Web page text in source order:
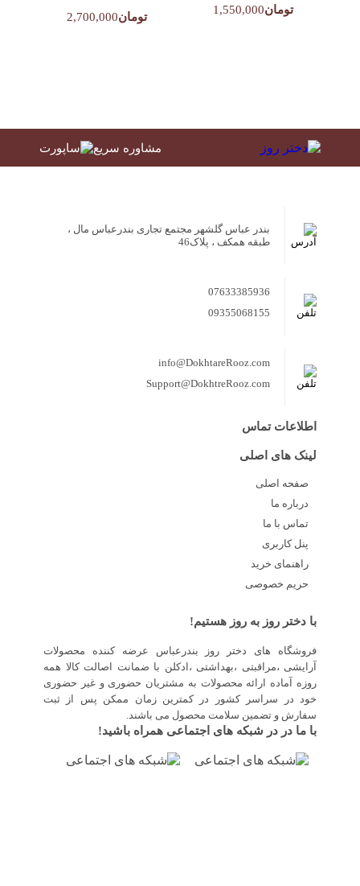
تومان1,550,000
تومان2,700,000
مشاوره سریع
بندر عباس گلشهر مجتمع تجاری بندرعباس مال ،
طبقه همکف ، پلاک46
07633385936
09355068155
info@DokhtareRooz.com
Support@DokhtreRooz.com
اطلاعات تماس
لینک های اصلی
صفحه اصلی
درباره ما
تماس با ما
پنل کاربری
راهنمای خرید
حریم خصوصی
با دختر روز به روز هستیم!
فروشگاه های دختر روز بندرعباس عرضه کننده محصولات
آرایشی ،مراقبتی ،بهداشتی ،ادکلن با ضمانت اصالت کالا همه
روزه آماده ارائه محصولات به مشتریان حضوری و غیر حضوری
خود در سراسر کشور در کمترین زمان ممکن پس از ثبت
سفارش و تضمین سلامت محصول می باشند.
با ما در در شبکه های اجتماعی همراه باشید!